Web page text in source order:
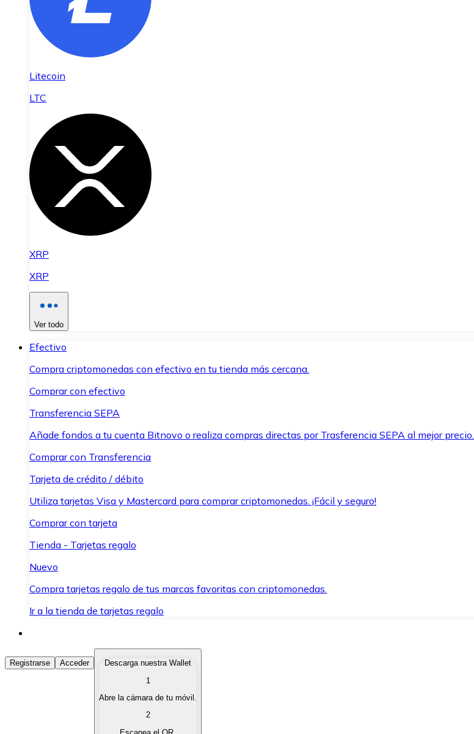
Litecoin
LTC
XRP
XRP
Ver todo
Efectivo
Compra criptomonedas con efectivo en tu tienda más cercana.
Comprar con efectivo
Transferencia SEPA
Añade fondos a tu cuenta Bitnovo o realiza compras directas por Trasferencia SEPA al mejor precio.
Comprar con Transferencia
Tarjeta de crédito / débito
Utiliza tarjetas Visa y Mastercard para comprar criptomonedas. ¡Fácil y seguro!
Comprar con tarjeta
Tienda - Tarjetas regalo
Nuevo
Compra tarjetas regalo de tus marcas favoritas con criptomonedas.
Ir a la tienda de tarjetas regalo
Comprar Criptomonedas
Compra criptomonedas con diferentes métodos de pago.
Vende tus criptomonedas de forma rápida y segura.
Registrarse Acceder
Descarga nuestra Wallet
1
Abre la cámara de tu móvil.
2